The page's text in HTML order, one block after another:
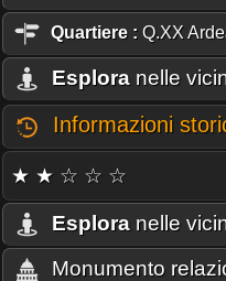
Quartiere : Q.XX
Esplora nelle
Informazioni
★ ★ ☆ ☆ ☆
Esplora nelle
Monumento